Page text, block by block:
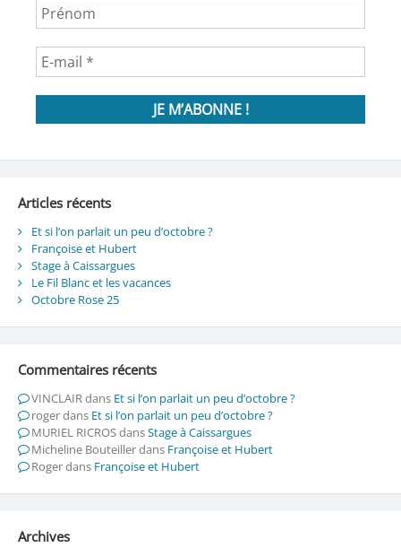
Articles récents
Et si l’on parlait un peu d’octobre ?
Françoise et Hubert
Stage à Caissargues
Le Fil Blanc et les vacances
Octobre Rose 25
Commentaires récents
VINCLAIRdans Et si l’on parlait un peu d’octobre ?
rogerdans Et si l’on parlait un peu d’octobre ?
MURIEL RICROSdansStage à Caissargues
Micheline Bouteillerdans Françoise et Hubert
Rogerdans Françoise et Hubert
Archives